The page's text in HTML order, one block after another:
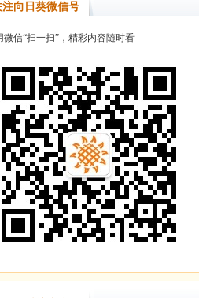
注向日葵微信号
微信“扫一扫”，精彩内容随时看